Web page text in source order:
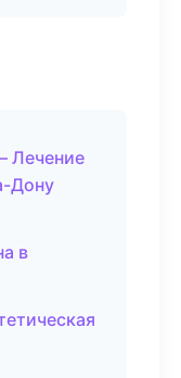
Лечение
Дону
в